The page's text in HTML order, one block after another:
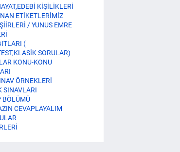
KİŞİLİKLERİ
ETİKETLERİMİZ
/ YUNUS EMRE
(
SORULAR)
KONU-KONU
ÖRNEKLERİ
SINAVLARI
BÖLÜMÜ
CEVAPLAYALIM